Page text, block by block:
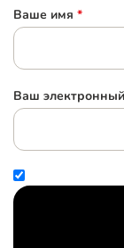
Ваше имя *
Ваш